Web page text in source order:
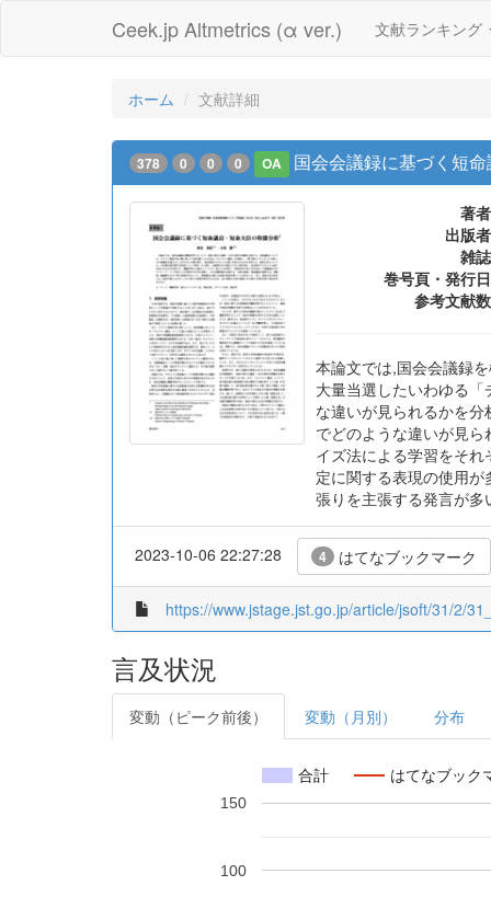
Ceek.jp Altmetrics (α ver.) 文献ランキング
ホーム 文献詳細
378 0 0 0 OA 国会会議録に基づく短
著者
出版者
雑誌
巻号頁・発行日
参考文献数
本論文では,国会会議録
大量当選したいわゆる
な違いが見られるかを
でどのような違いが見
イズ法による学習をそ
定に関する表現の使用
張りを主張する発言が
2023-10-06 22:27:28 4 はてなブックマーク
https://www.jstage.jst.go.jp/article/jsoft/31/2/
言及状況
変動（ピーク前後） 変動（月別） 分布
合計 はてなブック
100
150